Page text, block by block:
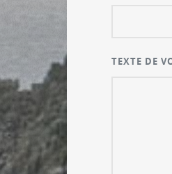
TEXTE DE